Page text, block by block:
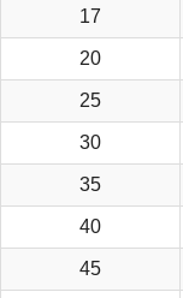
17
20
25
30
35
40
45